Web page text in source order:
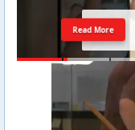
Read More